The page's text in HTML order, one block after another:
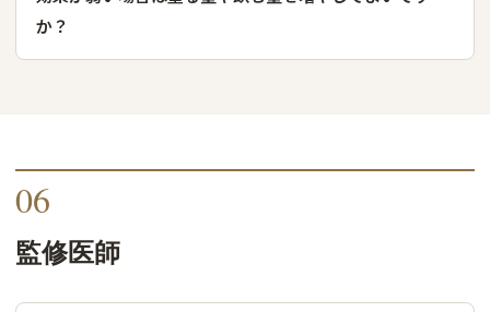
か？
06
監修医師